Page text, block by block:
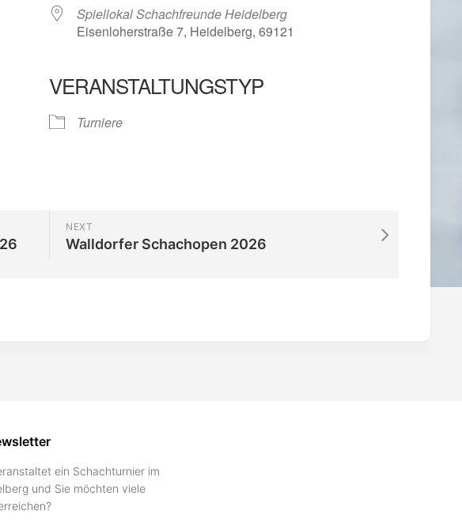
Spiellokal Schachfreunde Heidelberg
Eisenloherstraße 7, Heidelberg, 69121
VERANSTALTUNGSTYP
Turniere
NEXT
Walldorfer Schachopen 2026
ein Schachturnier im
und Sie möchten viele